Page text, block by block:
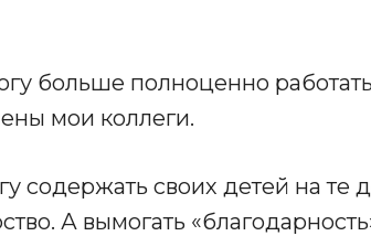
больше полноценно
мои коллеги.
содержать своих детей на те
А вымогать